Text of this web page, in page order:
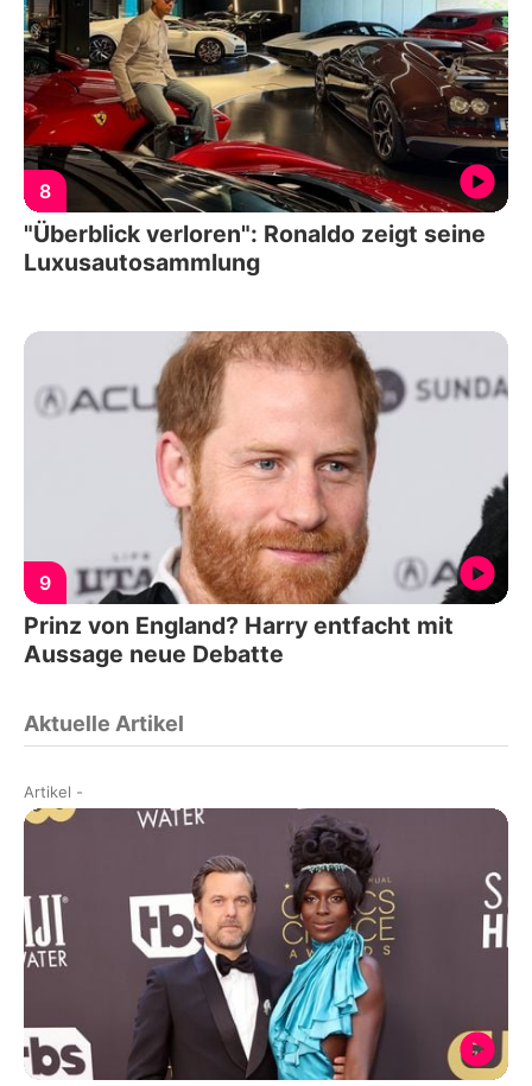
8
"Überblick verloren": Ronaldo zeigt seine
Luxusautosammlung
9
Prinz von England? Harry entfacht mit
Aussage neue Debatte
Aktuelle Artikel
Artikel -